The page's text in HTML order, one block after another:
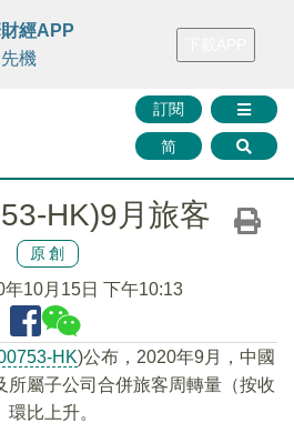
FINMETA 財華證券 媒體矩陣
訂閱
简
經APP
機
HK)9月旅客
原創
年10月15日 下午10:13
HK)公布，2020年9月，中國
所屬子公司合併旅客周轉量（按收
比上升。